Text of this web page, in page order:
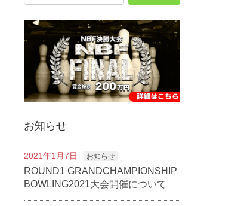
お知らせ
2021年1月7日 お知らせ
ROUND1 GRANDCHAMPIONSHIP
BOWLING2021大会開催について